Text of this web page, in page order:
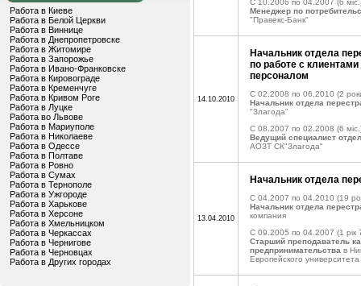
Работа в Киеве
Работа в Белой Церкви
Работа в Виннице
Работа в Днепропетровске
Работа в Житомире
Работа в Запорожье
Работа в Ивано-Франковске
Работа в Кировограде
Работа в Кременчуге
Работа в Кривом Роге
Работа в Луцке
Работа во Львове
Работа в Мариуполе
Работа в Николаеве
Работа в Одессе
Работа в Полтаве
Работа в Ровно
Работа в Сумах
Работа в Тернополе
Работа в Ужгороде
Работа в Харькове
Работа в Херсоне
Работа в Хмельницком
Работа в Черкассах
Работа в Чернигове
Работа в Черновцах
Работа в Других городах
C 10.2006 по 04.2007 (6
Менеджер по
"Правекс-Банк"
14.10.2010
Начальник отдела
по работе с
персоналом
C 02.2008 по 06.2010 (2
Начальник отдела
"Злагода"
C 08.2007 по 02.2008 (6
Ведущий специалист
АОЗТ СК"Злагода"
13.04.2010
Начальник отдела
C 04.2007 по 04.2010 (19
Начальник отдела
компания
C 09.2005 по 04.2007 (1 рік
Старший преподаватель
предпринимательства в
Европейского университета